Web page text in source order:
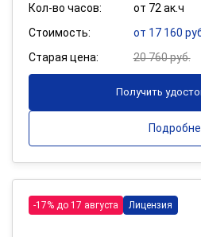
Кол-во часов:
от 72 ак.ч
Стоимость:
от 17 160
Старая цена:
20 760 руб.
Получить
-17% до 17 августа Лицензия